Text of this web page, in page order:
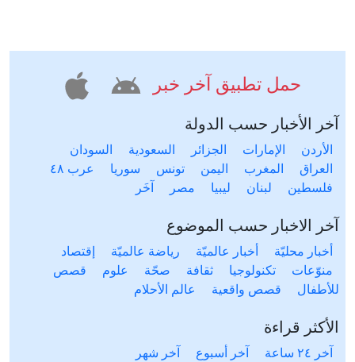
حمل تطبيق آخر خبر
آخر الأخبار حسب الدولة
الأردن الإمارات الجزائر السعودية
السودان
العراق
المغرب اليمن تونس سوريا
عرب ٤٨
فلسطين
لبنان ليبيا مصر آخَر
آخر الاخبار حسب الموضوع
أخبار محليّة أخبار عالميّة رياضة عالميّة
إقتصاد
منوّعات
تكنولوجيا ثقافة صحّة علوم
قصص
للأطفال
قصص واقعية عالم الأحلام
الأكثر قراءة
آخر ٢٤ ساعة آخر أسبوع آخر شهر